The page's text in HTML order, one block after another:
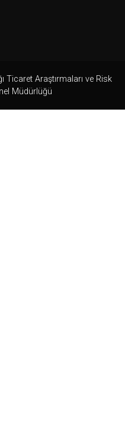
Ticaret Araştırmaları ve Risk
Müdürlüğü